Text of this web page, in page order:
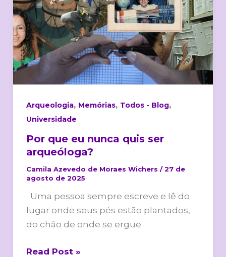
Arqueologia, Memórias, Todos - Blog,
Universidade
Por que eu nunca quis ser
arqueóloga?
Camila Azevedo de Moraes Wichers /27 de
agosto de 2025
Uma pessoa sempre escreve e Iê do
Iugar onde seus pés estão plantados,
do chão de onde se ergue
ser
arqueóloga?
Read Post »